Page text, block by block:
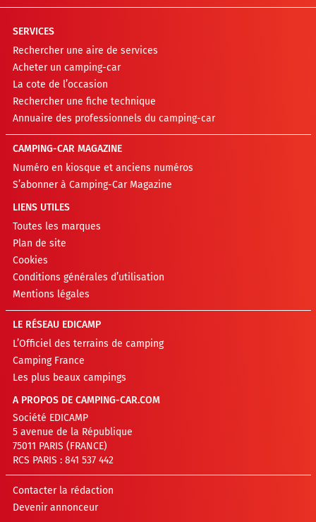
SERVICES
Rechercher une aire de services
Acheter un camping-car
La cote de l’occasion
Rechercher une fiche technique
Annuaire des professionnels du camping-car
CAMPING-CAR MAGAZINE
Numéro en kiosque et anciens numéros
S’abonner à Camping-Car Magazine
LIENS UTILES
Toutes les marques
Plan de site
Cookies
Conditions générales d’utilisation
Mentions légales
LE RÉSEAU EDICAMP
L’Officiel des terrains de camping
Camping France
Les plus beaux campings
A PROPOS DE CAMPING-CAR.COM
Société EDICAMP
5 avenue de la République
75011 PARIS (FRANCE)
RCS PARIS : 841 537 442
Contacter la rédaction
Devenir annonceur